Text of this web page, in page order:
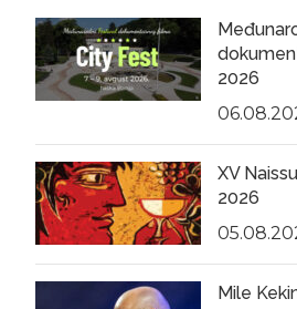
2026
XV
2026
Mile